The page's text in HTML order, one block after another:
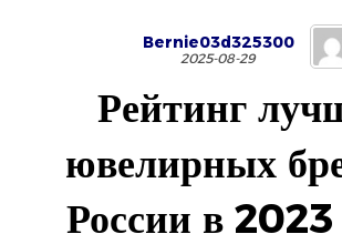
Bernie03d325300
2025-08-29
Рейтинг
ювелирных
России в 2023